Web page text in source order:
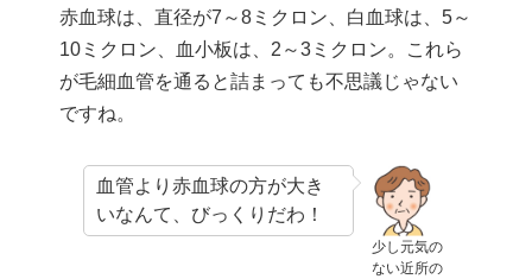
赤血球は、直径が7～8ミクロン、白血球は、5～
10ミクロン、血小板は、2～3ミクロン。これら
が毛細血管を通ると詰まっても不思議じゃない
ですね。
少し元気の
ない近所の
血管より赤血球の方が大き
いなんて、びっくりだわ！